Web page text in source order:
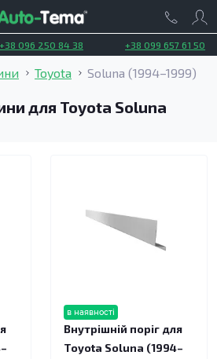
+38 096 250 84 38 +38 099 657 61 50
Toyota Soluna (1994–1999)
для Toyota Soluna
в наявності
Внутрішній поріг для
Toyota Soluna (1994–